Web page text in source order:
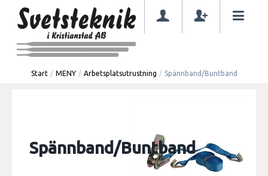
Start / MENY / Arbetsplatsutrustning / Spännband/Buntband
Spännband/Buntband